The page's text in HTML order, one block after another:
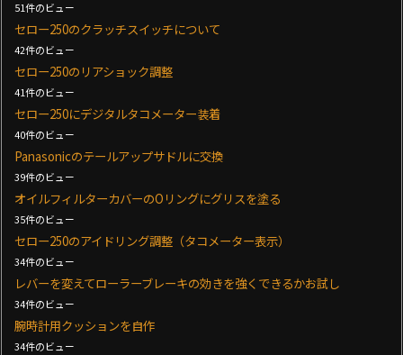
51件のビュー
セロー250のクラッチスイッチについて
42件のビュー
セロー250のリアショック調整
41件のビュー
セロー250にデジタルタコメーター装着
40件のビュー
Panasonicのテールアップサドルに交換
39件のビュー
オイルフィルターカバーのOリングにグリスを塗る
35件のビュー
セロー250のアイドリング調整（タコメーター表示）
34件のビュー
レバーを変えてローラーブレーキの効きを強くできるかお試し
34件のビュー
腕時計用クッションを自作
34件のビュー